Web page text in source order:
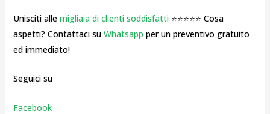
Unisciti alle migliaia di clienti soddisfatti⭐⭐⭐⭐⭐ Cosa
aspetti? Contattaci su Whatsapp per un preventivo gratuito
ed immediato!
Seguici su
Facebook